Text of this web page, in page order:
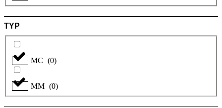
TYP
MC (0)
MM (0)